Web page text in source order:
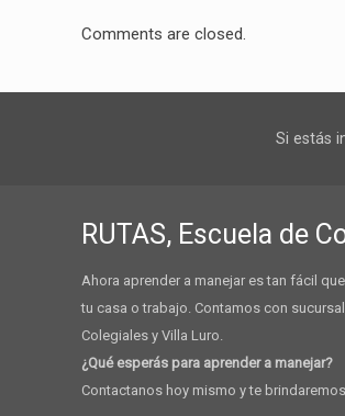
Comments are closed.
Si estás
RUTAS, Escuela de
Ahora aprender a manejar es tan fácil
tu casa o trabajo. Contamos con
Colegiales y Villa Luro.
¿Qué esperás para aprender a manejar?
Contactanos hoy mismo y te